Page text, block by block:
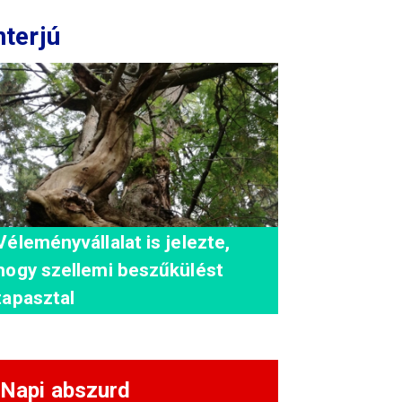
is jelezte,
szellemi beszűkülést
Napi abszurd